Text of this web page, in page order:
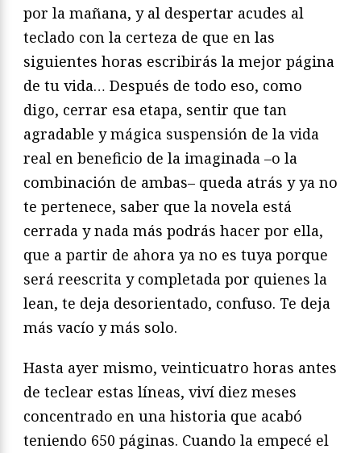
por la mañana, y al despertar acudes al
teclado con la certeza de que en las
siguientes horas escribirás la mejor página
de tu vida… Después de todo eso, como
digo, cerrar esa etapa, sentir que tan
agradable y mágica suspensión de la vida
real en beneficio de la imaginada –o la
combinación de ambas– queda atrás y ya no
te pertenece, saber que la novela está
cerrada y nada más podrás hacer por ella,
que a partir de ahora ya no es tuya porque
será reescrita y completada por quienes la
lean, te deja desorientado, confuso. Te deja
más vacío y más solo.
Hasta ayer mismo, veinticuatro horas antes
de teclear estas líneas, viví diez meses
concentrado en una historia que acabó
teniendo 650 páginas. Cuando la empecé el